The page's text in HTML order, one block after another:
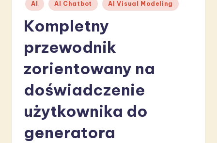
A
in
AI AI Chatbot AI Visual Modeling
Kompletny
przewodnik
zorientowany na
doświadczenie
użytkownika do
generatora